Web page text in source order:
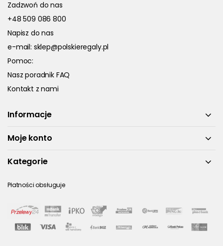
Zadzwoń do nas
+48 509 086 800
Napisz do nas
e-mail: sklep@polskieregaly.pl
Pomoc:
Nasz poradnik FAQ
Kontakt z nami
Informacje
Moje konto
Kategorie
Płatności obsługuje